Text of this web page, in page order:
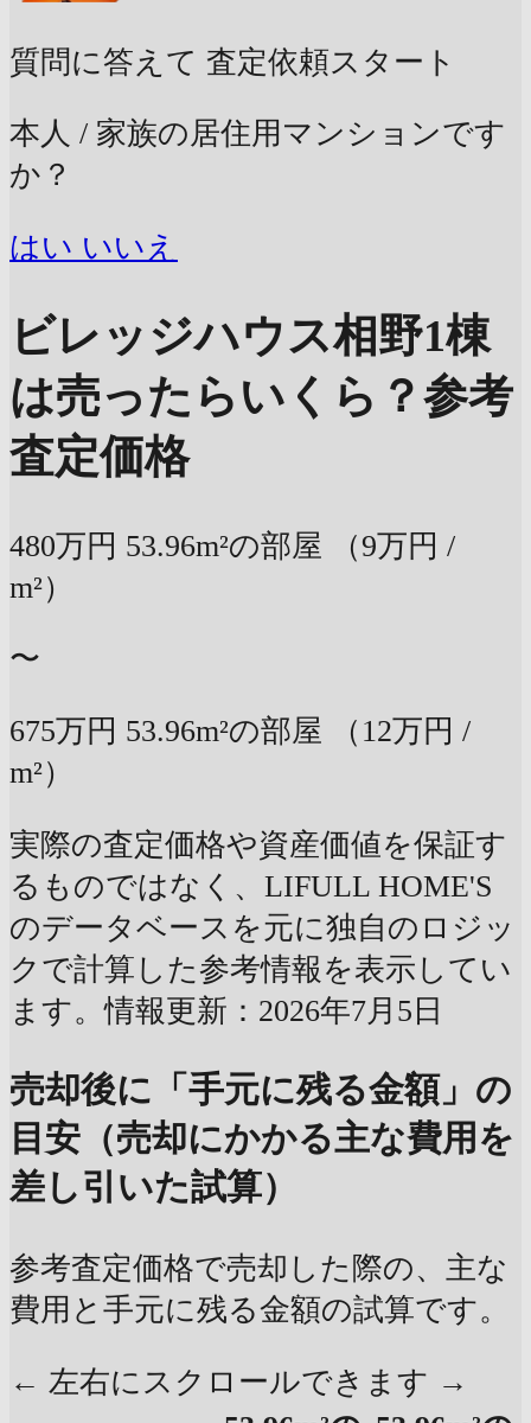
質問に答えて 査定依頼スタート
本人 / 家族の居住用マンションです
か？
はい いいえ
ビレッジハウス相野1棟
は売ったらいくら？参考
査定価格
480万円 53.96m²の部屋
（9万円 /
m²）
〜
675万円 53.96m²の部屋
（12万円 /
m²）
実際の査定価格や資産価値を保証す
るものではなく、LIFULL HOME'S
のデータベースを元に独自のロジッ
クで計算した参考情報を表示してい
ます。情報更新：2026年7月5日
売却後に「手元に残る金額」の
目安（売却にかかる主な費用を
差し引いた試算）
参考査定価格で売却した際の、主な
費用と手元に残る金額の試算です。
← 左右にスクロールできます →